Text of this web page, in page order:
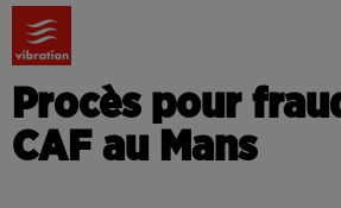
Procès pour
CAF au Mans